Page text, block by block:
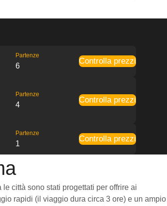
Partenze
6
Controlla prezzi
Partenze
4
Controlla prezzi
Partenze
1
Controlla prezzi
città sono stati progettati per offrire ai
rapidi (il viaggio dura circa 3 ore) e un ampio